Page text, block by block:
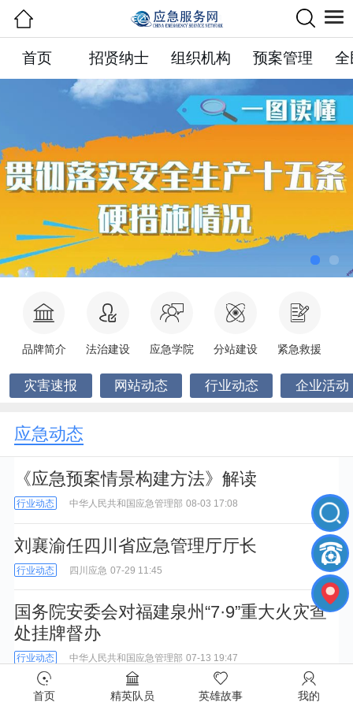
首页 招贤纳士 组织机构 预案管理
品牌简介 法治建设 应急学院 分站建设 紧急救援
灾害速报 网站动态 行业动态 企业活动
应急动态
《应急预案情景构建方法》解读
行业动态 中华人民共和国应急管理部 08-03 17:08
刘襄渝任四川省应急管理厅厅长
行业动态 四川应急 07-29 11:45
国务院安委会对福建泉州“7·9”重大火灾查
处挂牌督办
行业动态 中华人民共和国应急管理部 07-13 19:47
紧急提醒！近期，多人因此被拘！
首页 精英队员 英雄故事 我的